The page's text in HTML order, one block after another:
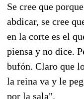
Se cree que
abdicar, se cree
en la corte es el
piensa y no dice.
bufón. Claro que
la reina va y le
por la sala".